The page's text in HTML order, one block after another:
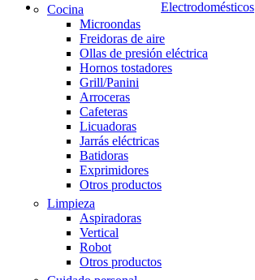
Electrodomésticos
Cocina
Microondas
Freidoras de aire
Ollas de presión eléctrica
Hornos tostadores
Grill/Panini
Arroceras
Cafeteras
Licuadoras
Jarrás eléctricas
Batidoras
Exprimidores
Otros productos
Limpieza
Aspiradoras
Vertical
Robot
Otros productos